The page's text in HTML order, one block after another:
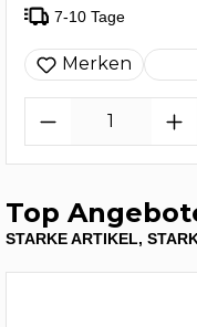
7-10 Tage
Merken
Top
STARKE ARTIKEL,